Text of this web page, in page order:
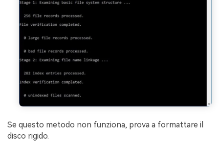
Se questo metodo non funziona, prova a formattare il
disco rigido.